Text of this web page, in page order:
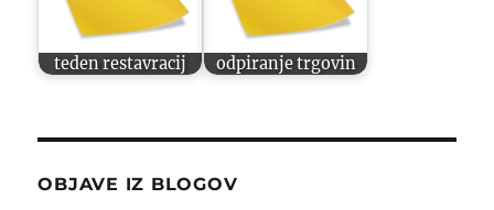
teden restavracij odpiranje trgovin
OBJAVE IZ BLOGOV